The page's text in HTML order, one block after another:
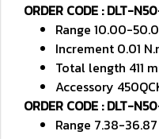
ORDER CODE : DLT-
Range 10.00-
Increment 0.01
Total length 411
Accessory
ORDER CODE : DLT-
Range 7.38-